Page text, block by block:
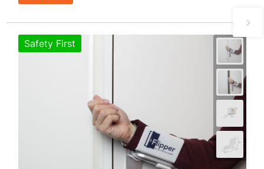
Safety First